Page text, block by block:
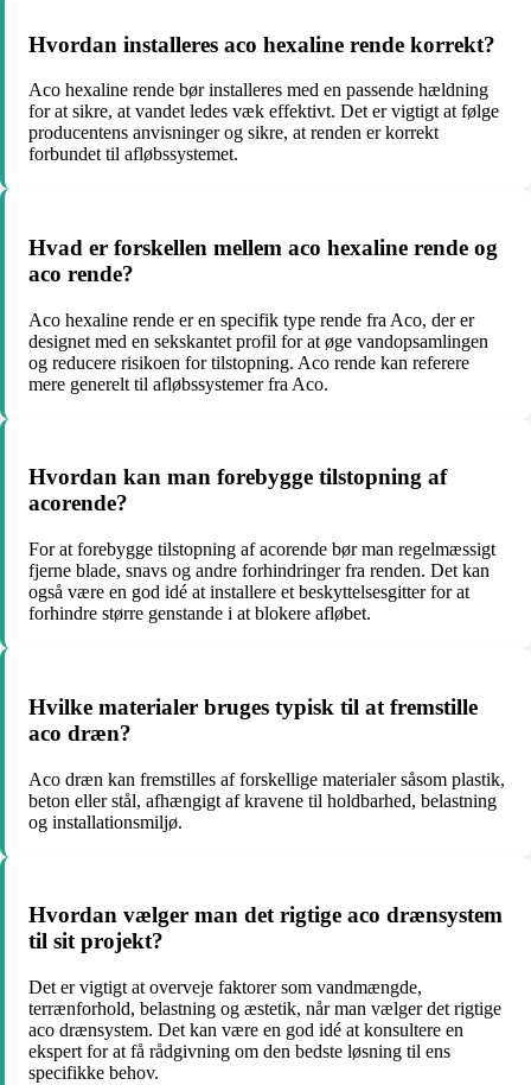
Hvordan installeres aco hexaline rende korrekt?
Aco hexaline rende bør installeres med en passende hældning
for at sikre, at vandet ledes væk effektivt. Det er vigtigt at følge
producentens anvisninger og sikre, at renden er korrekt
forbundet til afløbssystemet.
Hvad er forskellen mellem aco hexaline rende og
aco rende?
Aco hexaline rende er en specifik type rende fra Aco, der er
designet med en sekskantet profil for at øge vandopsamlingen
og reducere risikoen for tilstopning. Aco rende kan referere
mere generelt til afløbssystemer fra Aco.
Hvordan kan man forebygge tilstopning af
acorende?
For at forebygge tilstopning af acorende bør man regelmæssigt
fjerne blade, snavs og andre forhindringer fra renden. Det kan
også være en god idé at installere et beskyttelsesgitter for at
forhindre større genstande i at blokere afløbet.
Hvilke materialer bruges typisk til at fremstille
aco dræn?
Aco dræn kan fremstilles af forskellige materialer såsom plastik,
beton eller stål, afhængigt af kravene til holdbarhed, belastning
og installationsmiljø.
Hvordan vælger man det rigtige aco drænsystem
til sit projekt?
Det er vigtigt at overveje faktorer som vandmængde,
terrænforhold, belastning og æstetik, når man vælger det rigtige
aco drænsystem. Det kan være en god idé at konsultere en
ekspert for at få rådgivning om den bedste løsning til ens
specifikke behov.